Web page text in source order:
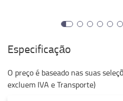
Especificação
O preço é baseado nas suas
excluem IVA e Transporte)